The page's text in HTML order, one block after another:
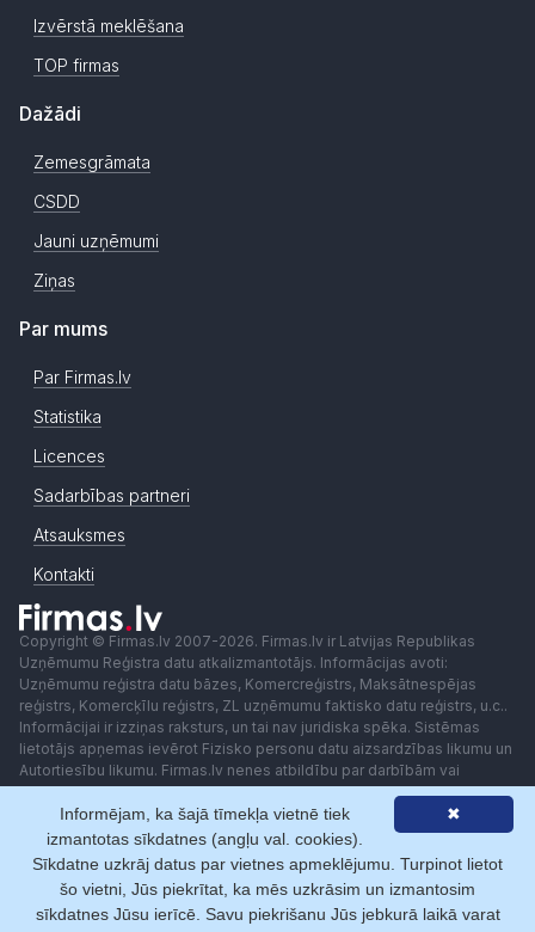
Izvērstā meklēšana
TOP firmas
Dažādi
Zemesgrāmata
CSDD
Jauni uzņēmumi
Ziņas
Par mums
Par Firmas.lv
Statistika
Licences
Sadarbības partneri
Atsauksmes
Kontakti
Copyright © Firmas.lv 2007-2026. Firmas.lv ir Latvijas Republikas
Uzņēmumu Reģistra datu atkalizmantotājs. Informācijas avoti:
Uzņēmumu reģistra datu bāzes, Komercreģistrs, Maksātnespējas
reģistrs, Komercķīlu reģistrs, ZL uzņēmumu faktisko datu reģistrs, u.c..
Informācijai ir izziņas raksturs, un tai nav juridiska spēka. Sistēmas
lietotājs apņemas ievērot Fizisko personu datu aizsardzības likumu un
Autortiesību likumu. Firmas.lv nenes atbildību par darbībām vai
lēmumiem, kas balstīti uz saņemto pakalpojumu. Lietotājam aizliegts
izmantot jebkādas automatizētas sistēmas vai iekārtas (robotus)
piekļuvei sistēmai bez rakstiskas saskaņošanas ar Firmas.lv. Galvenā
redaktore: Ingūna Pempere.
Lietošanas noteikumi
Privātuma politika Norēķini ar
✖
Informējam, ka šajā tīmekļa vietnē tiek
izmantotas sīkdatnes (angļu val. cookies).
Sīkdatne uzkrāj datus par vietnes apmeklējumu. Turpinot lietot
šo vietni, Jūs piekrītat, ka mēs uzkrāsim un izmantosim
sīkdatnes Jūsu ierīcē. Savu piekrišanu Jūs jebkurā laikā varat